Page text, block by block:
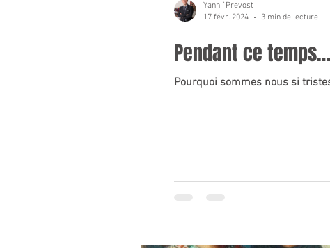
Pendant ce
Pourquoi sommes nous si
Yann `Prevost
17 févr. 2024
3 min de lecture